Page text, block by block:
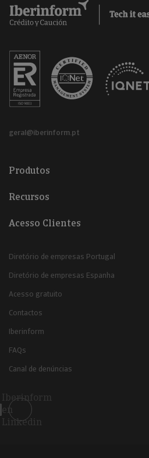
geral@iberinform.pt
Produtos
Recursos
Acesso Clientes
Diretório de empresas Portugal
Diretório de empresas Espanha
Acesso gratuito
Contactos
Iberinform
FAQs
Canal de denúncias
Iberinform
en
Linkedin